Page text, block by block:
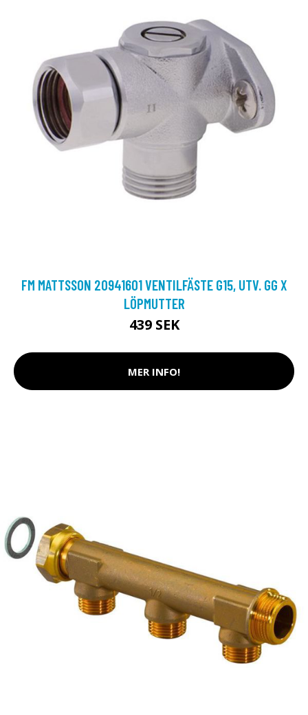
FM MATTSSON 20941601 VENTILFÄSTE G15, UTV. GG X
LÖPMUTTER
439 SEK
MER INFO!